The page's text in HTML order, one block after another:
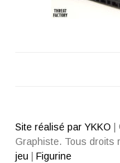
L’ARTICLE
Site réalisé par YKKO |
Graphiste. Tous droits
jeu
|Figurine